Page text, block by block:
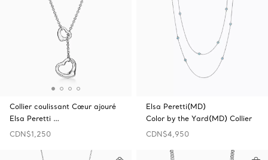
Collier coulissant Cœur ajouré
Elsa Peretti …
CDN$1,250
Elsa Peretti(MD)
Color by the Yard(MD) Collier
CDN$4,950